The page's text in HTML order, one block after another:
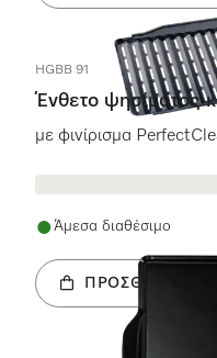
HGBB 91
Ένθετο ψησίματος
με φινίρισμα
Άμεσα διαθέσιμο
ΠΡΟΣΘΉΚΗ ΣΤΟ